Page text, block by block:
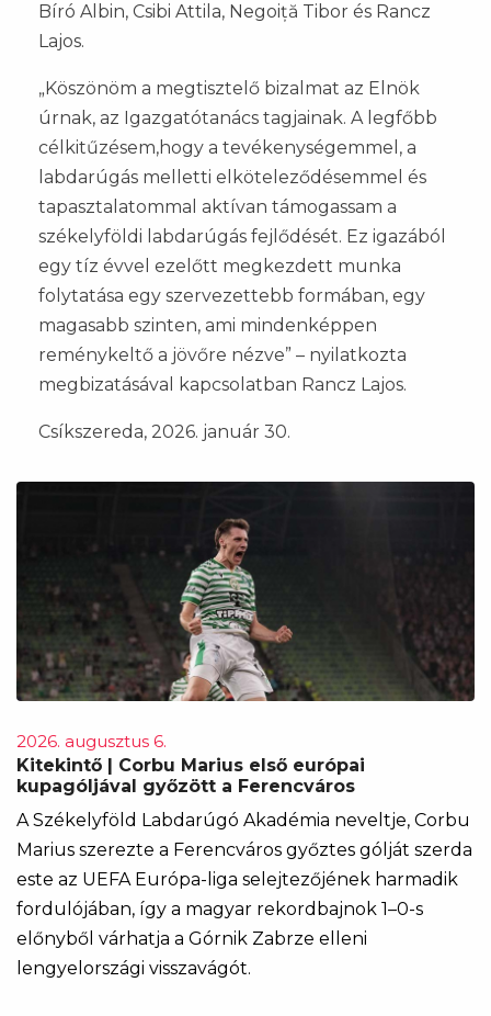
Bíró Albin, Csibi Attila, Negoiță Tibor és Rancz
Lajos.
„Köszönöm a megtisztelő bizalmat az Elnök
úrnak, az Igazgatótanács tagjainak. A legfőbb
célkitűzésem,hogy a tevékenységemmel, a
labdarúgás melletti elköteleződésemmel és
tapasztalatommal aktívan támogassam a
székelyföldi labdarúgás fejlődését. Ez igazából
egy tíz évvel ezelőtt megkezdett munka
folytatása egy szervezettebb formában, egy
magasabb szinten, ami mindenképpen
reménykeltő a jövőre nézve” – nyilatkozta
megbizatásával kapcsolatban Rancz Lajos.
Csíkszereda, 2026. január 30.
2026. augusztus 6.
Kitekintő | Corbu Marius első európai
kupagóljával győzött a Ferencváros
A Székelyföld Labdarúgó Akadémia neveltje, Corbu
Marius szerezte a Ferencváros győztes gólját szerda
este az UEFA Európa-liga selejtezőjének harmadik
fordulójában, így a magyar rekordbajnok 1–0-s
előnyből várhatja a Górnik Zabrze elleni
lengyelországi visszavágót.